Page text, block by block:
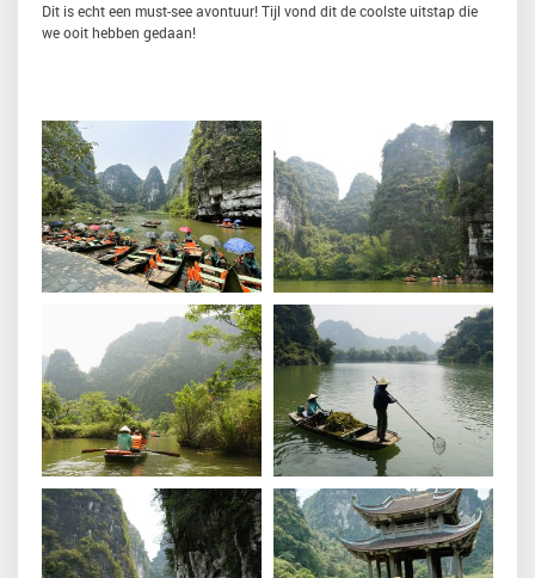
Dit is echt een must-see avontuur! Tijl vond dit de coolste uitstap die
we ooit hebben gedaan!